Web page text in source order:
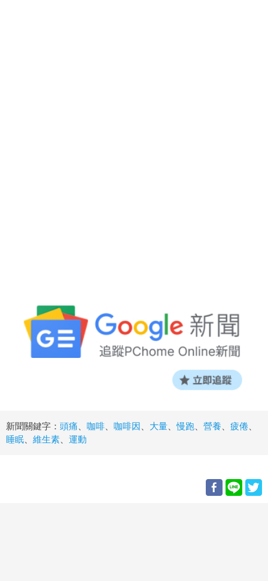
新聞關鍵字： 頭痛 咖啡 咖啡因 大量 、慢跑 營養 疲倦
睡眠
維生素 運動